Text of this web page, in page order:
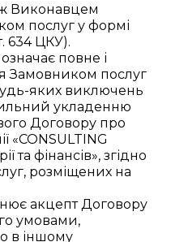
Виконавцем
послуг у формі
634 ЦКУ).
повне і
Замовником послуг
яких виключень
укладенню
Договору про
«CONSULTING
та фінансів», згідно
розміщених на
акцепт Договору
умовами,
в іншому